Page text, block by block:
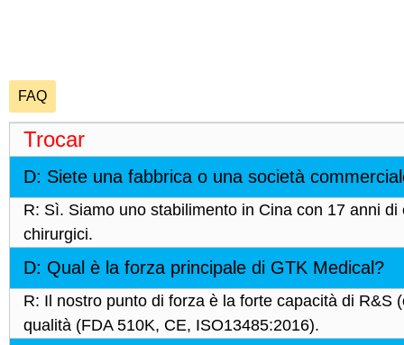
FAQ
Trocar
D: Siete una fabbrica o una società
R: Sì. Siamo uno stabilimento in Cina con 17 anni
chirurgici.
D: Qual è la forza principale di GTK Medical?
R: Il nostro punto di forza è la forte capacità di
qualità (FDA 510K, CE, ISO13485:2016).